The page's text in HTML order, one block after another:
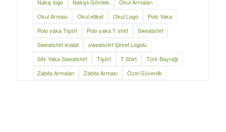
Nakış logo
Nakışlı Gömlek
Okul Armaları
Okul Arması
Okul etiket Okul Logo
Polo Yaka
Polo yaka Tişört
Polo yaka T shirt
Sweatshirt
Sweatshirt imalat
sweatshirt Şirket Logolu
Sıfır Yaka Sweatshirt
Tişört T Shirt
Türk Bayrağı
Zabıta Armaları
Zabıta Arması Özel Güvenlik